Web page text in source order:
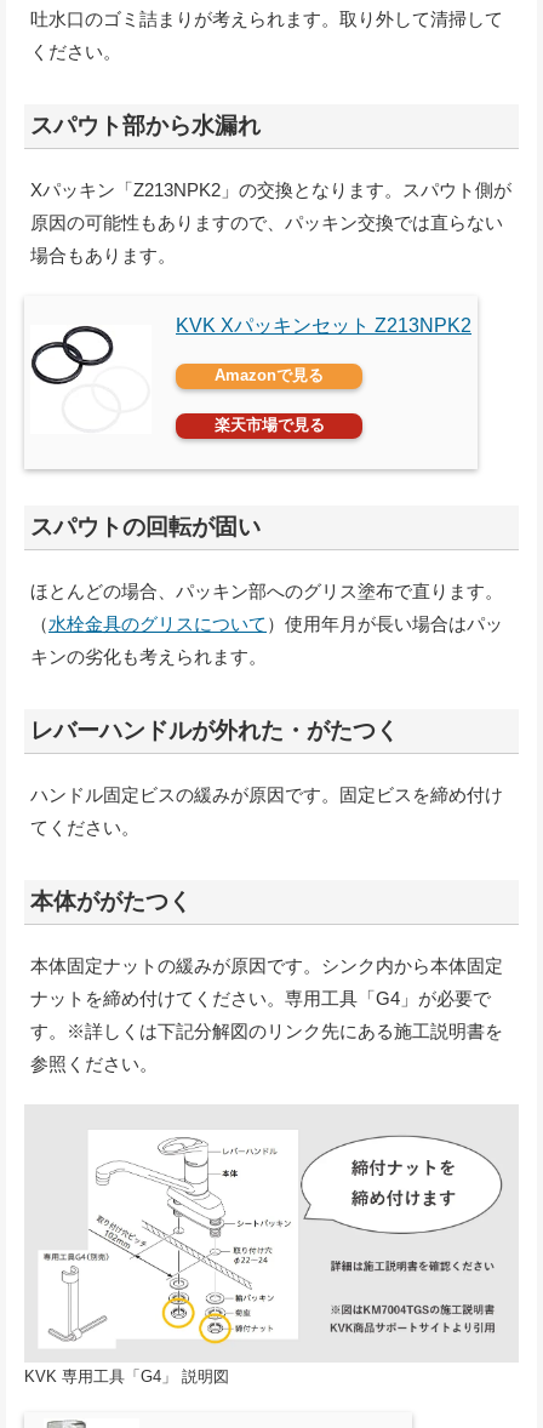
吐水口のゴミ詰まりが考えられます。取り外して清掃して
ください。
スパウト部から水漏れ
Xパッキン「Z213NPK2」の交換となります。スパウト側が
原因の可能性もありますので、パッキン交換では直らない
場合もあります。
KVK Xパッキンセット Z213NPK2
Amazonで見る
楽天市場で見る
スパウトの回転が固い
ほとんどの場合、パッキン部へのグリス塗布で直ります。
（水栓金具のグリスについて ）使用年月が長い場合はパッ
キンの劣化も考えられます。
レバーハンドルが外れた・がたつく
ハンドル固定ビスの緩みが原因です。固定ビスを締め付け
てください。
本体ががたつく
本体固定ナットの緩みが原因です。シンク内から本体固定
ナットを締め付けてください。専用工具「G4」が必要で
す。※詳しくは下記分解図のリンク先にある施工説明書を
参照ください。
KVK 専用工具「G4」 説明図